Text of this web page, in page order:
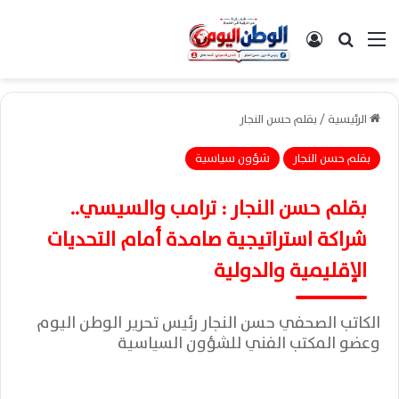
القائمةبحث عن تسجيل الدخول
الرئيسية/بقلم حسن النجار
بقلم حسن النجار
شؤون سياسية
بقلم حسن النجار : ترامب والسيسي..
شراكة استراتيجية صامدة أمام التحديات
الإقليمية والدولية
الكاتب الصحفي حسن النجار رئيس تحرير الوطن اليوم
وعضو المكتب الفني للشؤون السياسية